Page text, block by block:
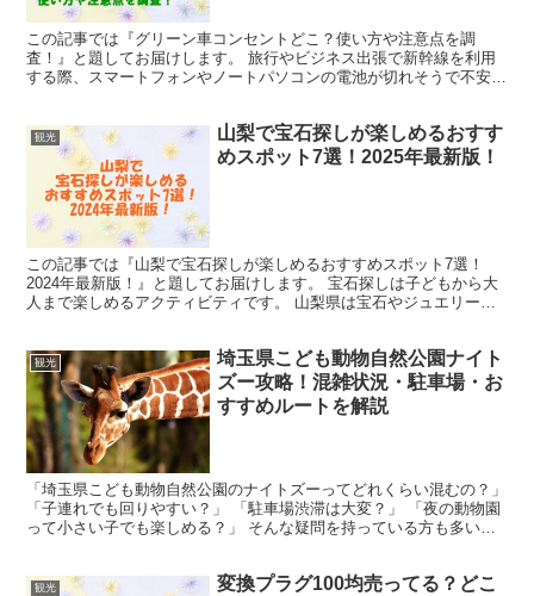
この記事では『グリーン車コンセントどこ？使い方や注意点を調
査！』と題してお届けします。 旅行やビジネス出張で新幹線を利用
する際、スマートフォンやノートパソコンの電池が切れそうで不安に
観光
山梨で宝石探しが楽しめるおすす
めスポット7選！2025年最新版！
この記事では『山梨で宝石探しが楽しめるおすすめスポット7選！
2024年最新版！』と題してお届けします。 宝石探しは子どもから大
人まで楽しめるアクティビティです。 山梨県は宝石やジュエリーの
観光
埼玉県こども動物自然公園ナイト
ズー攻略！混雑状況・駐車場・お
すすめルートを解説
「埼玉県こども動物自然公園のナイトズーってどれくらい混むの？」
「子連れでも回りやすい？」 「駐車場渋滞は大変？」 「夜の動物園
って小さい子でも楽しめる？」 そんな疑問を持っている方も多いの
観光
変換プラグ100均売ってる？どこ